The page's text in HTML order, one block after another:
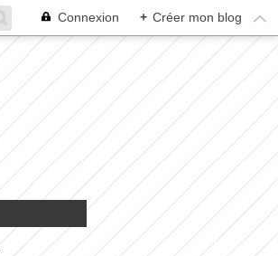
Connexion + Créer mon blog